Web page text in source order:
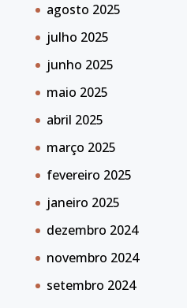
agosto 2025
julho 2025
junho 2025
maio 2025
abril 2025
março 2025
fevereiro 2025
janeiro 2025
dezembro 2024
novembro 2024
setembro 2024